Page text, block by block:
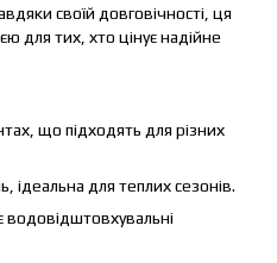
своїй довговічності, ця
для тих, хто цінує надійне
що підходять для різних
ідеальна для теплих сезонів.
водовідштовхувальні